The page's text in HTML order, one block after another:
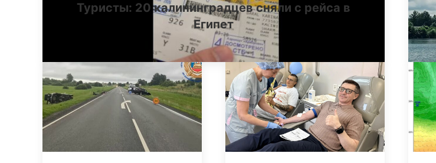
Туристы: 20 калининградцев сняли с рейса в
Египет